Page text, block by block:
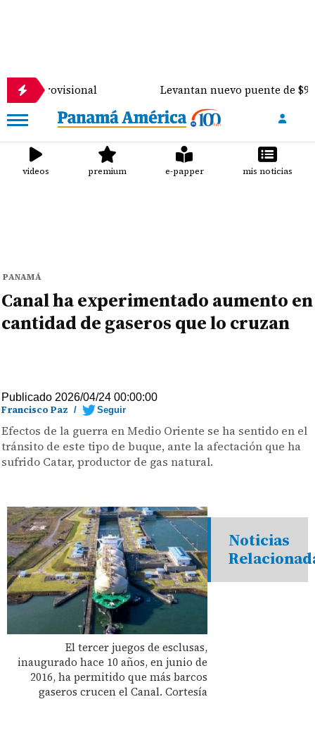
Levantan nuevo puente de $900 mil sobre
videos premium e-papper mis noticias
PANAMÁ
Canal ha experimentado aumento en
cantidad de gaseros que lo cruzan
Publicado 2026/04/24 00:00:00
Francisco Paz / Seguir
Efectos de la guerra en Medio Oriente se ha sentido en el
tránsito de este tipo de buque, ante la afectación que ha
sufrido Catar, productor de gas natural.
El tercer juegos de esclusas,
inaugurado hace 10 años, en junio de
2016, ha permitido que más barcos
gaseros crucen el Canal. Cortesía
Noticias